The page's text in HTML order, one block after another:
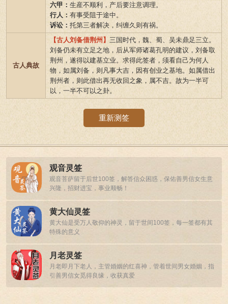
六甲： 生産不顺利，产后要注意调理。
行人： 有事受阻于途中。
诉讼： 托第三者解决，纠缠久则有祸。
古人典故
【古人刘备借荆州】 三国时代，魏、蜀、吴未鼎足三立。
刘备仍未有立足之地，后从军师诸葛孔明的建议，刘备取
荆州，遂得以建基立业。求得此签者，须看自己为何人
物，如属刘备，则凡事大吉，因有创业之基地。如属借出
荆州者，则此借出再无收回之象，属不吉。故为一半可
以，一半不可以之卦。
重新测签
观音灵签
观音菩萨留于后世100签，解答信众困惑，保佑善男信女生意
兴隆，招财进宝，事业顺畅！
黄大仙灵签
黄大仙是受万人敬仰的神灵，留于世间100签，每一签都有其
特殊的意义
月老灵签
月老即月下老人，主管婚姻的红喜神，管着世间男女婚姻，指
引善男信女觅得良缘，收获真爱